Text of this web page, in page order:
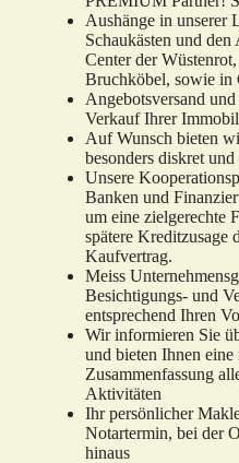
Aushänge in unserer
Schaukästen und
Center der
Bruchköbel, sowie in
Angebotsversand
Verkauf Ihrer
Auf Wunsch bieten
besonders diskret
Unsere
Banken und
um eine zielgerechte
spätere Kreditzusage
Kaufvertrag.
Meiss
Besichtigungs- und
entsprechend Ihren
Wir informieren Sie
und bieten Ihnen eine
Zusammenfassung
Aktivitäten
Ihr persönlicher
Notartermin, bei der
hinaus